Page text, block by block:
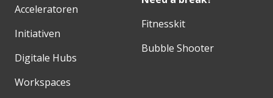
Acceleratoren
Initiativen
Digitale Hubs
Workspaces
Fitnesskit
Bubble Shooter